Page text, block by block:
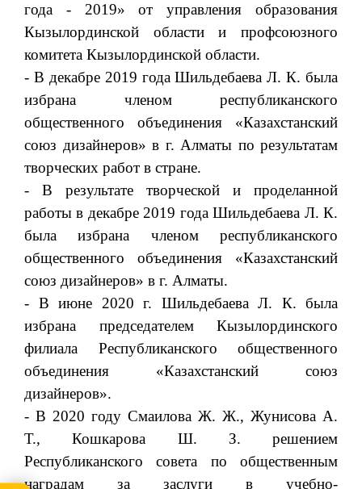
года - 2019» от управления образования
Кызылординской области и профсоюзного
комитета Кызылординской области.
- В декабре 2019 года Шильдебаева Л. К. была
избрана членом республиканского
общественного объединения «Казахстанский
союз дизайнеров» в г. Алматы по результатам
творческих работ в стране.
- В результате творческой и проделанной
работы в декабре 2019 года Шильдебаева Л. К.
была избрана членом республиканского
общественного объединения «Казахстанский
союз дизайнеров» в г. Алматы.
- В июне 2020 г. Шильдебаева Л. К. была
избрана председателем Кызылординского
филиала Республиканского общественного
объединения «Казахстанский союз
дизайнеров».
- В 2020 году Смаилова Ж. Ж., Жунисова А.
Т., Кошкарова Ш. З. решением
Республиканского совета по общественным
наградам за заслуги в учебно-